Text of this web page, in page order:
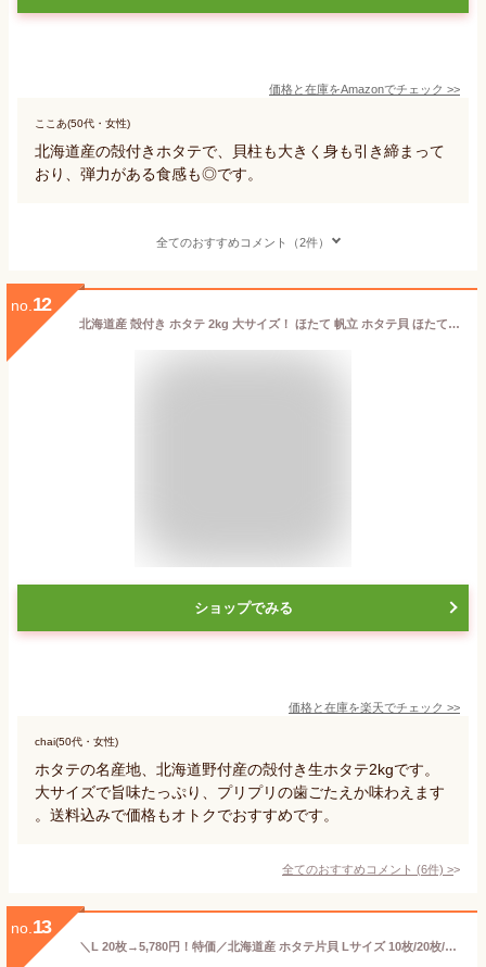
価格と在庫をAmazonでチェック >>
ここあ(50代・女性)
北海道産の殻付きホタテで、貝柱も大きく身も引き締まって
おり、弾力がある食感も◎です。
全てのおすすめコメント（2件）
no. 12
北海道産 殻付き ホタテ 2kg 大サイズ！ ほたて 帆立 ホタテ貝 ほたて貝 帆立貝 殻付きほたて 殻付き帆立 バター焼き 浜焼き バーベキュー BBQ 野付産 北海道グルメ 送料無料 母の日 父の日
ショップでみる
価格と在庫を楽天でチェック >>
chai(50代・女性)
ホタテの名産地、北海道野付産の殻付き生ホタテ2kgです。
大サイズで旨味たっぷり、プリプリの歯ごたえか味わえます
。送料込みで価格もオトクでおすすめです。
全てのおすすめコメント (6件) >
no. 13
＼L 20枚→5,780円！特価／北海道産 ホタテ片貝 Lサイズ 10枚/20枚/30枚 生食用 刺身 ほたて ホタテ 帆立 殻 殻付き 片貝 海鮮 冷凍 国産 北海道 大粒 大玉 特大 肉厚 BBQ バーベキュー 食材 寿司 海鮮丼 人気 大容量 送料無料